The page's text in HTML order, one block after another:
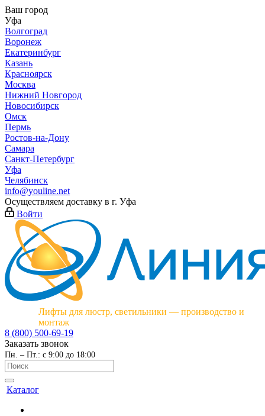
Ваш город
Уфа
Волгоград
Воронеж
Екатеринбург
Казань
Красноярск
Москва
Нижний Новгород
Новосибирск
Омск
Пермь
Ростов-на-Дону
Самара
Санкт-Петербург
Уфа
Челябинск
info@youline.net
Осуществляем доставку в г. Уфа
Войти
Лифты для люстр, светильники — производство и
монтаж
8 (800) 500-69-19
Заказать звонок
Пн. – Пт.: с 9:00 до 18:00
Каталог